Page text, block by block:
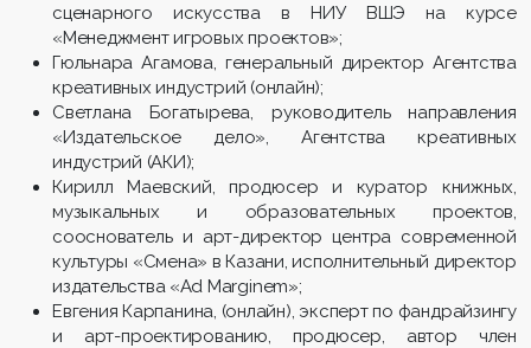
сценарного искусства в НИУ ВШЭ на курсе
«Менеджмент игровых проектов»;
Гюльнара Агамова, генеральный директор Агентства
креативных индустрий (онлайн);
Светлана Богатырева, руководитель направления
«Издательское дело», Агентства креативных
индустрий (АКИ);
Кирилл Маевский, продюсер и куратор книжных,
музыкальных и образовательных проектов,
сооснователь и арт-директор центра современной
культуры «Смена» в Казани, исполнительный директор
издательства «Ad Marginem»;
Евгения Карпанина, (онлайн), эксперт по фандрайзингу
и арт-проектированию, продюсер, автор член